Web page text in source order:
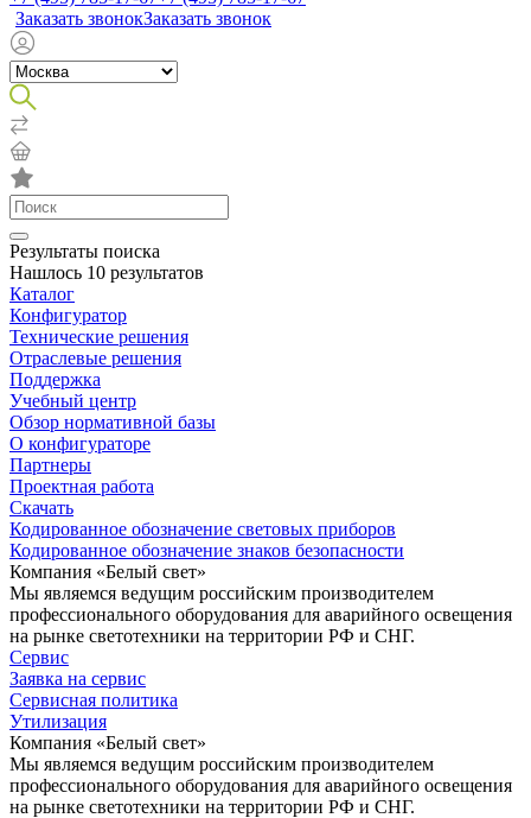
Заказать звонокЗаказать звонок
Результаты поиска
Нашлось 10 результатов
Каталог
Конфигуратор
Технические решения
Отраслевые решения
Поддержка
Учебный центр
Обзор нормативной базы
О конфигураторе
Партнеры
Проектная работа
Скачать
Кодированное обозначение световых приборов
Кодированное обозначение знаков безопасности
Компания «Белый свет»
Мы являемся ведущим российским производителем
профессионального оборудования для аварийного освещения
на рынке светотехники на территории РФ и СНГ.
Сервис
Заявка на сервис
Сервисная политика
Утилизация
Компания «Белый свет»
Мы являемся ведущим российским производителем
профессионального оборудования для аварийного освещения
на рынке светотехники на территории РФ и СНГ.